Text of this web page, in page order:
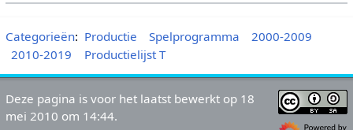
Categorieën: Productie Spelprogramma
2000-2009
2010-2019
Productielijst T
Deze pagina is voor het laatst bewerkt op 18
mei 2010 om 14:44.